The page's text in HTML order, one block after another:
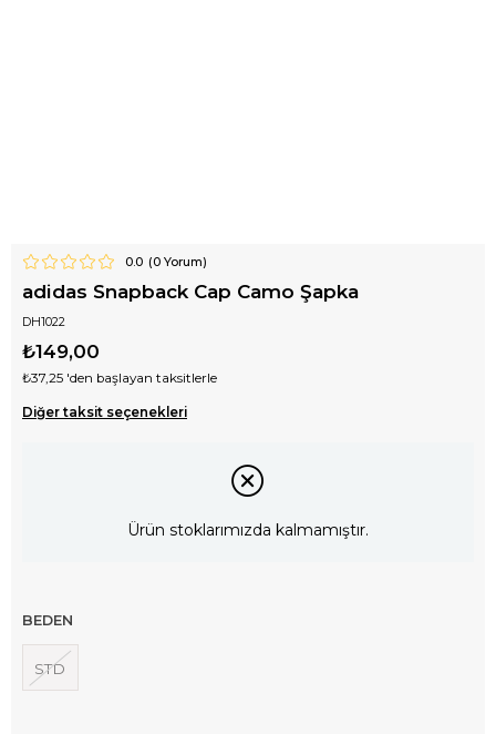
0.0 (0Yorum)
adidas Snapback Cap Camo Şapka
DH1022
₺149,00
₺37,25 'den başlayan taksitlerle
Diğer taksit seçenekleri
Ürün stoklarımızda kalmamıştır.
BEDEN
STD